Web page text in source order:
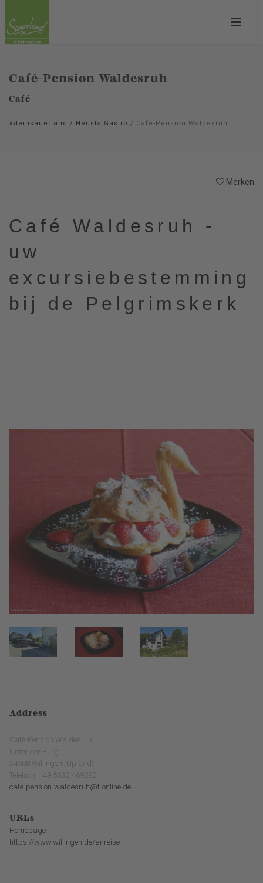
Café-Pension Waldesruh
Café
#deinsauerland / Neusta Gastro / Café-Pension Waldesruh
Merken
Café Waldesruh -
uw
excursiebestemming
bij de Pelgrimskerk
Address
Café-Pension Waldesruh
Unter der Burg 1
34508 Willingen (Upland)
Telefoon: +49 5632 / 69292
cafe-pension-waldesruh@t-online.de
URLs
Homepage
https://www.willingen.de/anreise